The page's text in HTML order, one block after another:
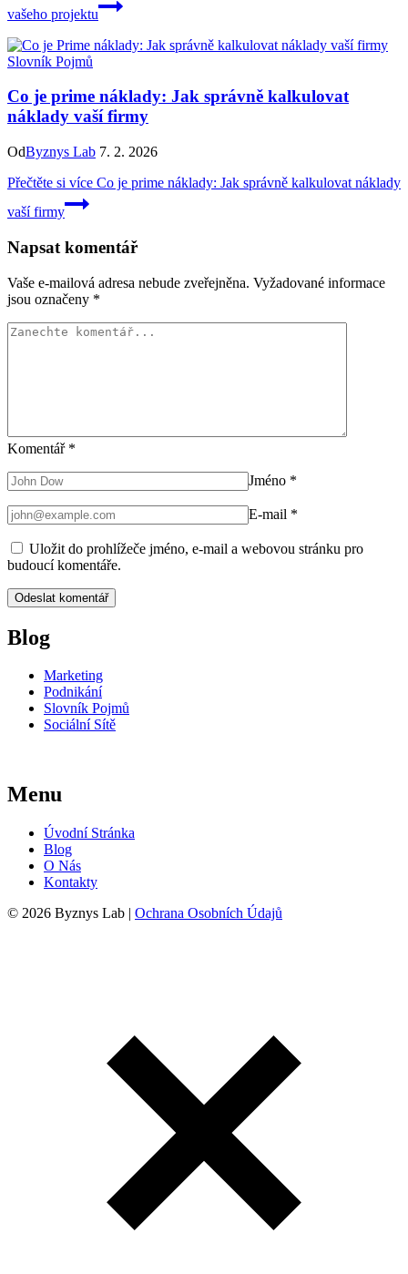
vašeho projektu
Slovník Pojmů
Co je prime náklady: Jak správně kalkulovat
náklady vaší firmy
OdByznys Lab 7. 2. 2026
Přečtěte si více Co je prime náklady: Jak správně kalkulovat náklady
vaší firmy
Napsat komentář
Vaše e-mailová adresa nebude zveřejněna. Vyžadované informace
jsou označeny *
Komentář *
Jméno *
E-mail *
Uložit do prohlížeče jméno, e-mail a webovou stránku pro
budoucí komentáře.
Blog
Marketing
Podnikání
Slovník Pojmů
Sociální Sítě
Menu
Úvodní Stránka
Blog
O Nás
Kontakty
© 2026 Byznys Lab | Ochrana Osobních Údajů